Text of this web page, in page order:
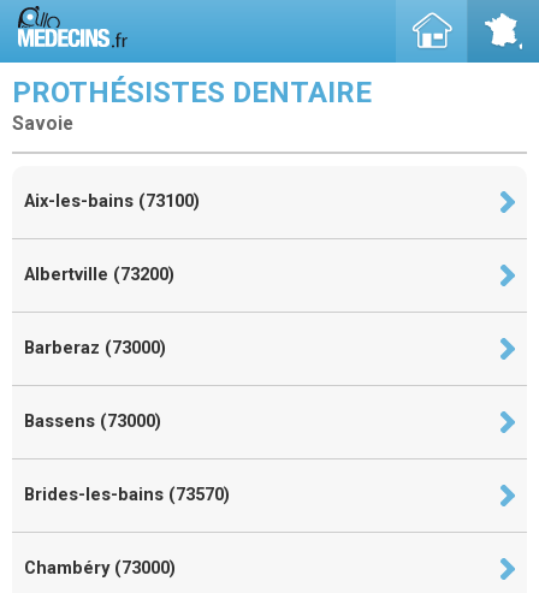
PROTHÉSISTES DENTAIRE
Savoie
Aix-les-bains (73100)
Albertville (73200)
Barberaz (73000)
Bassens (73000)
Brides-les-bains (73570)
Chambéry (73000)